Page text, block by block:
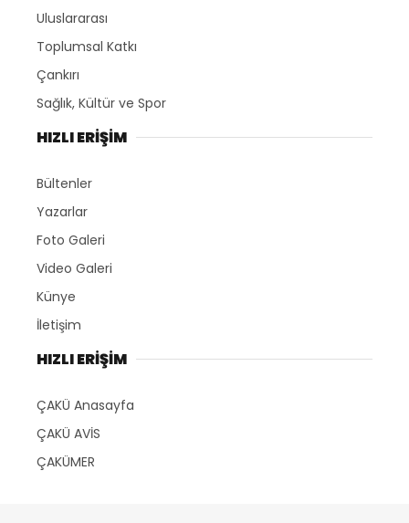
Uluslararası
Toplumsal Katkı
Çankırı
Sağlık, Kültür ve Spor
HIZLI ERİŞİM
Bültenler
Yazarlar
Foto Galeri
Video Galeri
Künye
İletişim
HIZLI ERİŞİM
ÇAKÜ Anasayfa
ÇAKÜ AVİS
ÇAKÜMER